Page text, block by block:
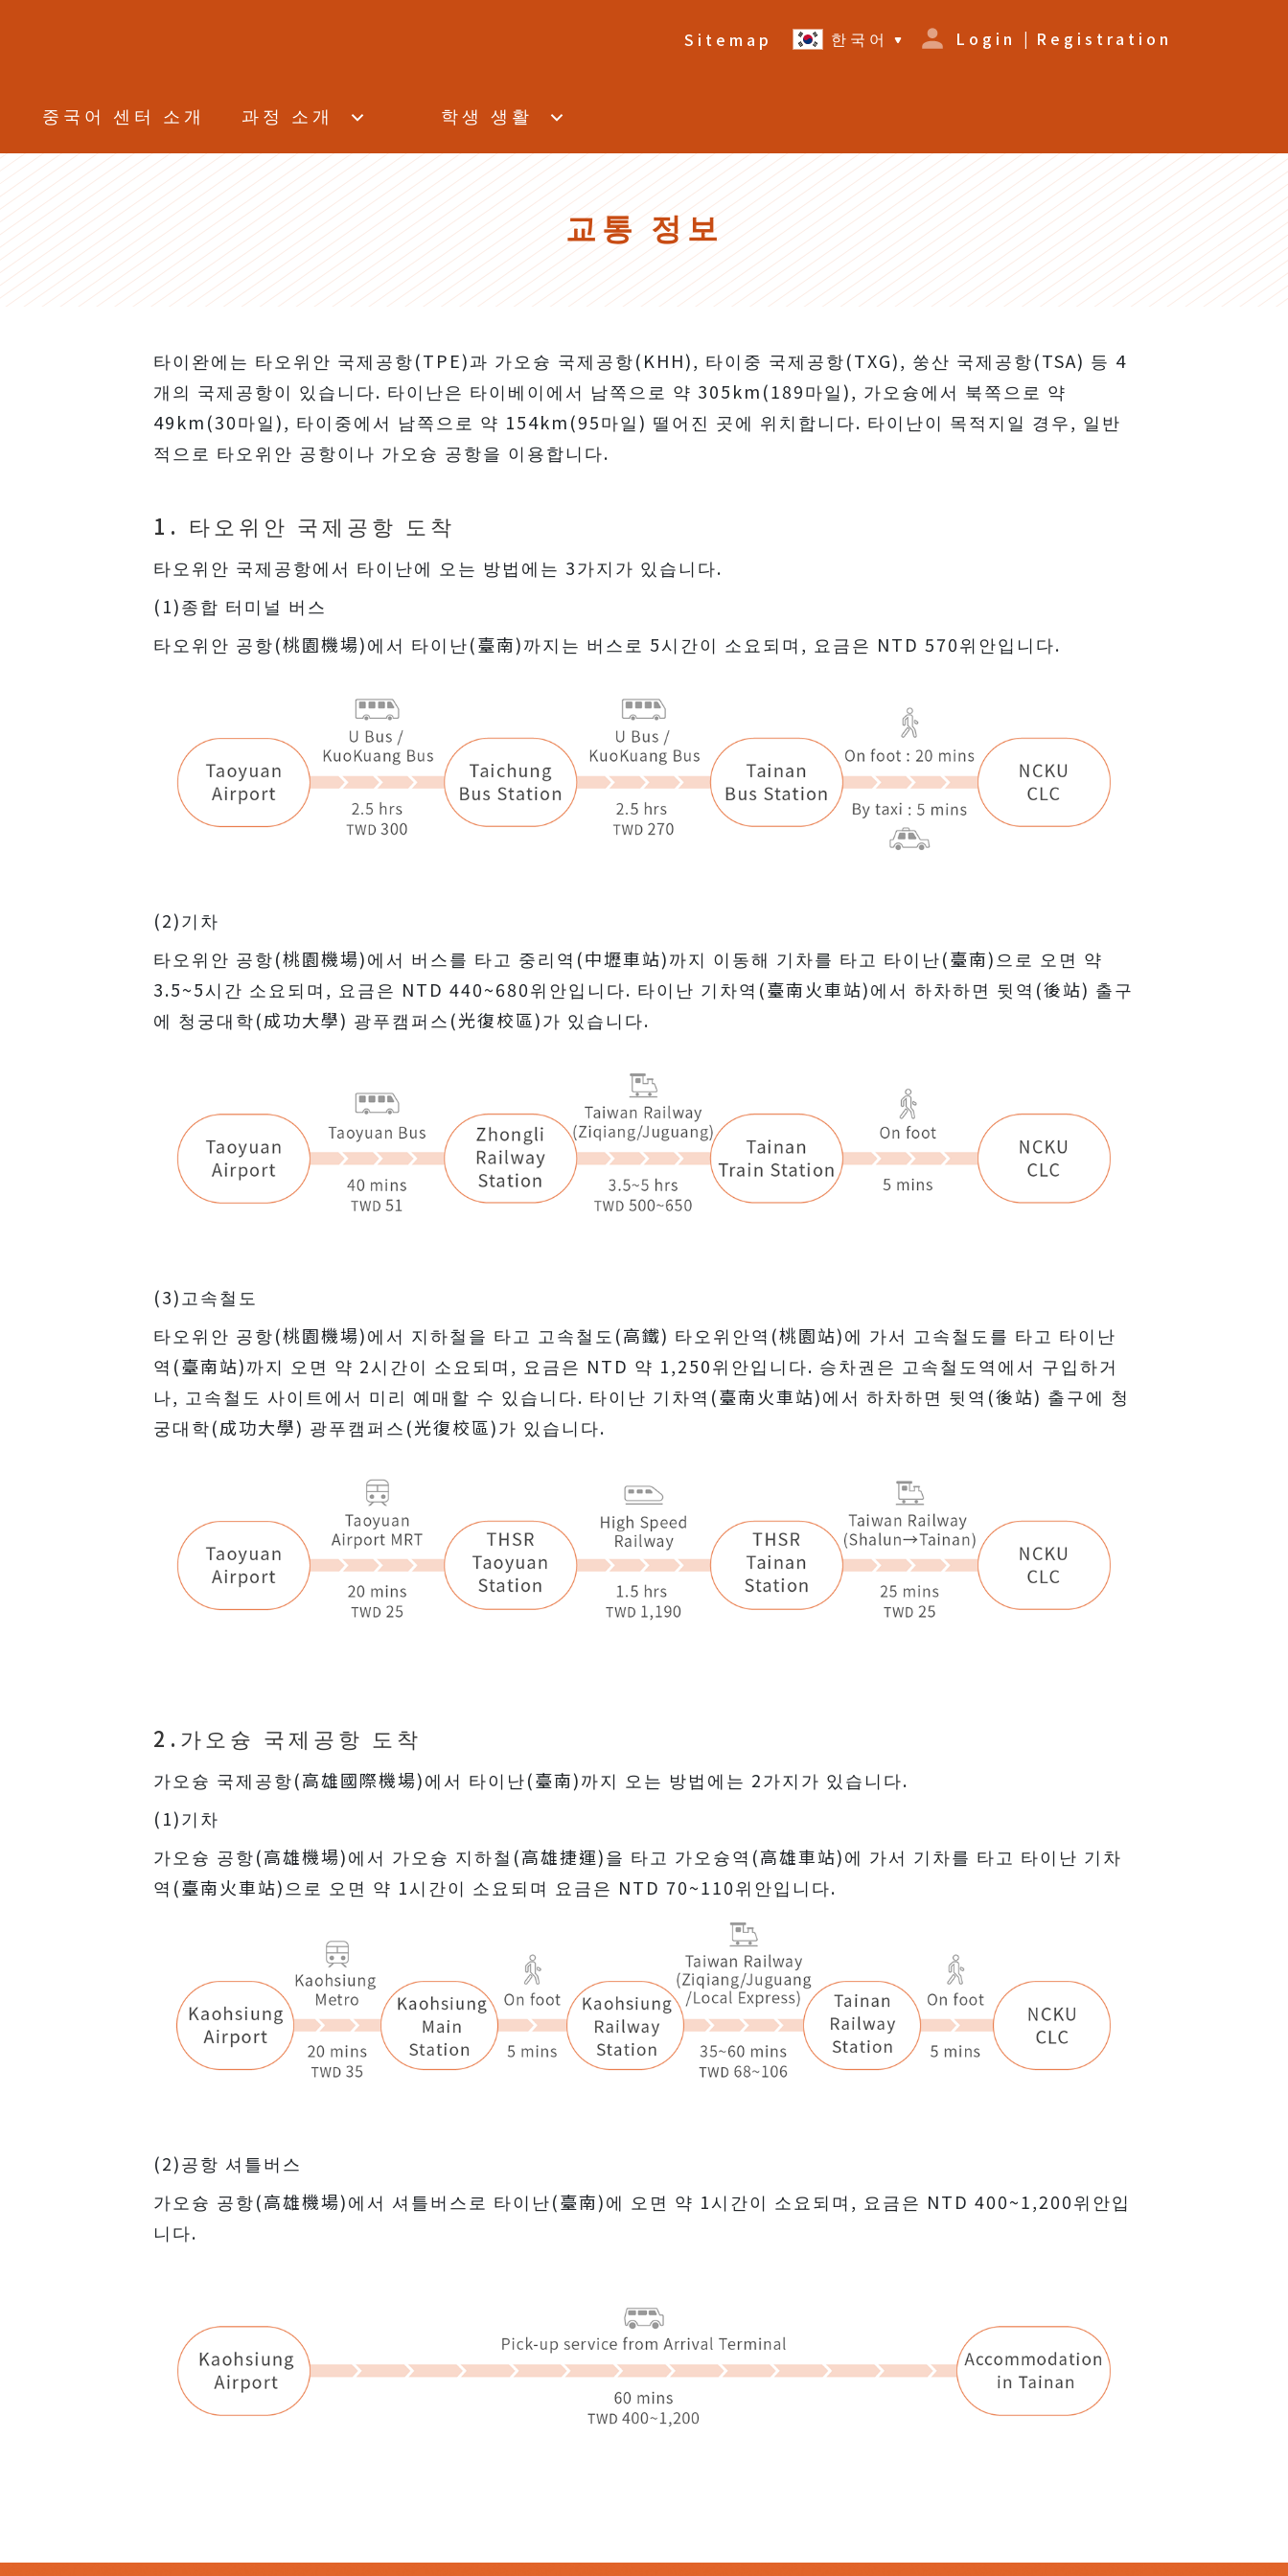
Sitemap 한국어 Login | Registration
중국어 센터 소개 과정 소개 학생 생활
교통 정보
타이완에는 타오위안 국제공항(TPE)과 가오슝 국제공항(KHH), 타이중 국제공항(TXG), 쑹산 국제공항(TSA) 등 4
개의 국제공항이 있습니다. 타이난은 타이베이에서 남쪽으로 약 305km(189마일), 가오슝에서 북쪽으로 약
49km(30마일), 타이중에서 남쪽으로 약 154km(95마일) 떨어진 곳에 위치합니다. 타이난이 목적지일 경우, 일반
적으로 타오위안 공항이나 가오슝 공항을 이용합니다.
1. 타오위안 국제공항 도착
타오위안 국제공항에서 타이난에 오는 방법에는 3가지가 있습니다.
(1)종합 터미널 버스
타오위안 공항(桃園機場)에서 타이난(臺南)까지는 버스로 5시간이 소요되며, 요금은 NTD 570위안입니다.
(2)기차
타오위안 공항(桃園機場)에서 버스를 타고 중리역(中壢車站)까지 이동해 기차를 타고 타이난(臺南)으로 오면 약
3.5~5시간 소요되며, 요금은 NTD 440~680위안입니다. 타이난 기차역(臺南火車站)에서 하차하면 뒷역(後站) 출구
에 청궁대학(成功大學) 광푸캠퍼스(光復校區)가 있습니다.
(3)고속철도
타오위안 공항(桃園機場)에서 지하철을 타고 고속철도(高鐵) 타오위안역(桃園站)에 가서 고속철도를 타고 타이난
역(臺南站)까지 오면 약 2시간이 소요되며, 요금은 NTD 약 1,250위안입니다. 승차권은 고속철도역에서 구입하거
나, 고속철도 사이트에서 미리 예매할 수 있습니다. 타이난 기차역(臺南火車站)에서 하차하면 뒷역(後站) 출구에 청
궁대학(成功大學) 광푸캠퍼스(光復校區)가 있습니다.
2.가오슝 국제공항 도착
가오슝 국제공항(高雄國際機場)에서 타이난(臺南)까지 오는 방법에는 2가지가 있습니다.
(1)기차
가오슝 공항(高雄機場)에서 가오슝 지하철(高雄捷運)을 타고 가오슝역(高雄車站)에 가서 기차를 타고 타이난 기차
역(臺南火車站)으로 오면 약 1시간이 소요되며 요금은 NTD 70~110위안입니다.
(2)공항 셔틀버스
가오슝 공항(高雄機場)에서 셔틀버스로 타이난(臺南)에 오면 약 1시간이 소요되며, 요금은 NTD 400~1,200위안입
니다.